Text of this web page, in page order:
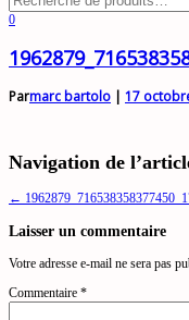
0
Parmarc bartolo | 17
Navigation de
←
Laisser un commentaire
Votre adresse e-mail ne sera pas
Commentaire *